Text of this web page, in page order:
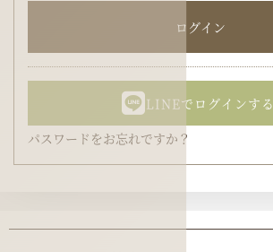
ログイン
LINEでログインする
パスワードをお忘れですか？